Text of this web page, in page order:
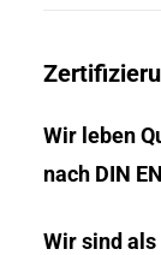
Wir leben
nach DIN
Wir sind